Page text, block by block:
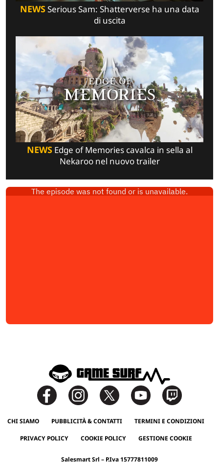
NEWSSerious Sam: Shatterverse ha una data
di uscita
NEWSEdge of Memories cavalca in sella al
Nekaroo nel nuovo trailer
CHI SIAMO PUBBLICITÀ & CONTATTI TERMINI E CONDIZIONI
PRIVACY POLICY COOKIE POLICY GESTIONE COOKIE
Salesmart Srl – P.Iva 15777811009